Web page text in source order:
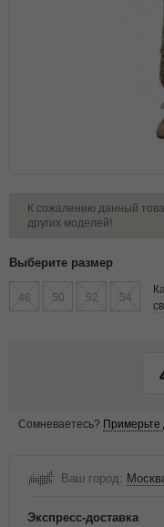
К сожалению данный
других моделей!
Выберите размер
48 50 52 54
Сомневаетесь? Примерьте
Ваш город:
Экспресс-доставка